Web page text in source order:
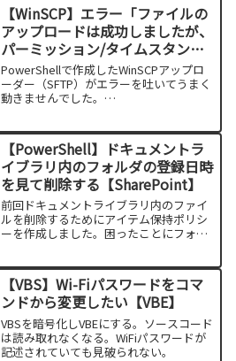
【WinSCP】エラー「ファイルの
アップロードは成功しましたが、
パーミッション/タイムスタンプ
の設定中にエラーが発生しまし
た」【PowerShell】
PowerShellで作成したWinSCPアップロ
ーダー（SFTP）がエラーを吐いてうまく
動きませんでした。
成功しましたが、パー...
【PowerShell】ドキュメントラ
イブラリ内のフォルダの登録日時
を見て削除する【SharePoint】
前回ドキュメントライブラリ内のファイ
ルを削除するためにアイテム保持ポリシ
ーを作成しました。困ったことにフォル
ルダ削除プログラムを作成しました。
「これ作成するんだったらこ...
【VBS】Wi-Fiパスワードをコマ
ンドから変更したい【VBE】
VBSを暗号化しVBEにする。ソースコード
は読み取れなくなる。WiFiパスワードが
記述されていても見破られない。